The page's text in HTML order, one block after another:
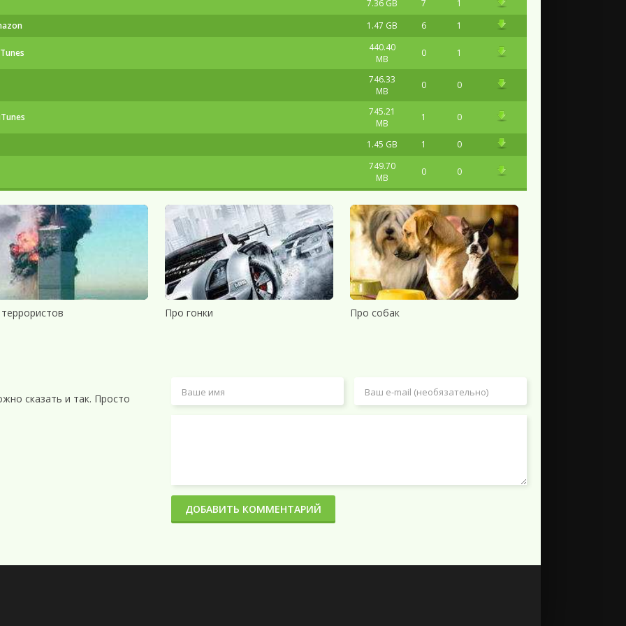
7.36 GB 7
1
1.47 GB 6 1
440.40
MB
0 1
746.33
MB
0 0
745.21
MB
1 0
1.45 GB 1 0
749.70
MB
0 0
MB
1 0
3.58 GB 1
0
2.05 GB 1
1
1.46 GB 1
0
4.48 GB 0
1
которые помогут сердцу перестать сбиваться с ритма, а вам – жить в такт со
3.58 GB 8
0
Про гонки Про собак
сказать и так. Просто
ДОБАВИТЬ КОММЕНТАРИЙ